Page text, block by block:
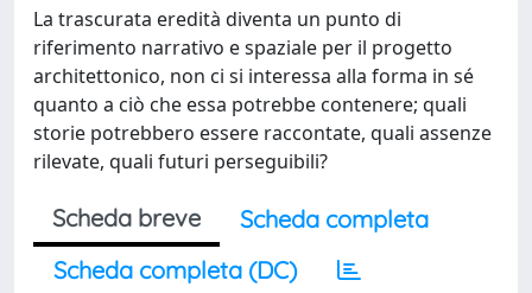
La trascurata eredità diventa un punto di
riferimento narrativo e spaziale per il progetto
architettonico, non ci si interessa alla forma in sé
quanto a ciò che essa potrebbe contenere; quali
storie potrebbero essere raccontate, quali assenze
rilevate, quali futuri perseguibili?
Scheda breve
Scheda completa
Scheda completa (DC)